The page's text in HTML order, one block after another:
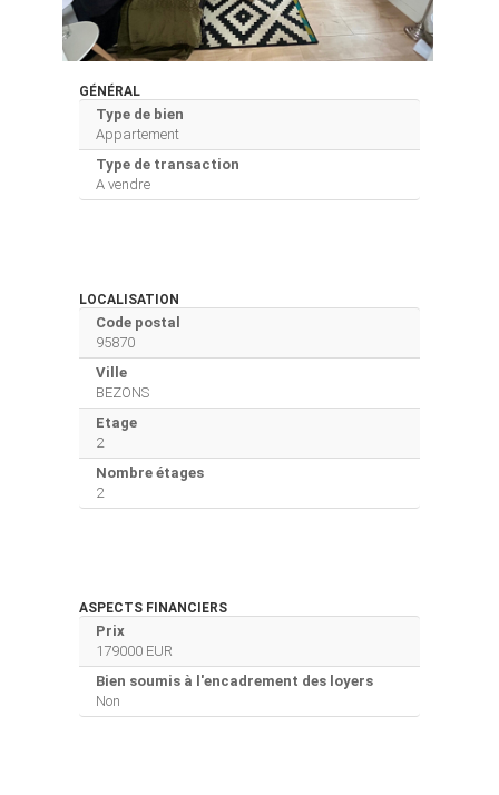
GÉNÉRAL
Type de bien
Appartement
Type de transaction
A vendre
LOCALISATION
Code postal
95870
Ville
BEZONS
Etage
2
Nombre étages
2
ASPECTS FINANCIERS
Prix
179000 EUR
Bien soumis à l'encadrement des loyers
Non